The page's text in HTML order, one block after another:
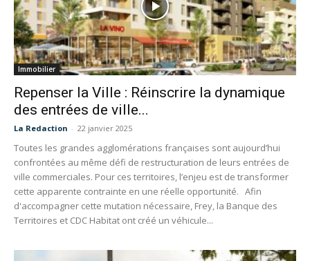
Immobilier
Repenser la Ville : Réinscrire la dynamique
des entrées de ville...
La Redaction - 22 janvier 2025
Toutes les grandes agglomérations françaises sont aujourd’hui
confrontées au même défi de restructuration de leurs entrées de
ville commerciales. Pour ces territoires, l’enjeu est de transformer
cette apparente contrainte en une réelle opportunité. Afin
d'accompagner cette mutation nécessaire, Frey, la Banque des
Territoires et CDC Habitat ont créé un véhicule...